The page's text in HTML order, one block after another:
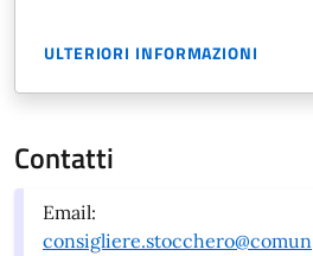
ULTERIORI INFORMAZIONI
Contatti
Email:
consigliere.stocchero@comun